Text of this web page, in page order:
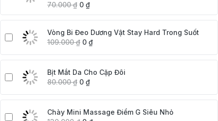
70.000₫ 0 ₫
Vòng Bi Đeo Dương Vật Stay Hard Trong Suốt
109.000₫ 0 ₫
Bịt Mắt Da Cho Cặp Đôi
80.000₫ 0 ₫
Chày Mini Massage Điểm G Siêu Nhỏ